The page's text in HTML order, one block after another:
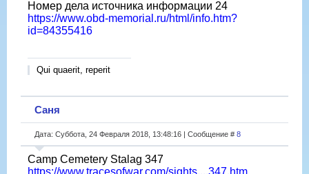
Номер дела источника информации 24
https://www.obd-memorial.ru/html/info.htm?
id=84355416
Qui quaerit, reperit
Саня
Дата: Суббота, 24 Февраля 2018, 13:48:16 | Сообщение # 8
Camp Cemetery Stalag 347
https://www.tracesofwar.com/sights....347.htm